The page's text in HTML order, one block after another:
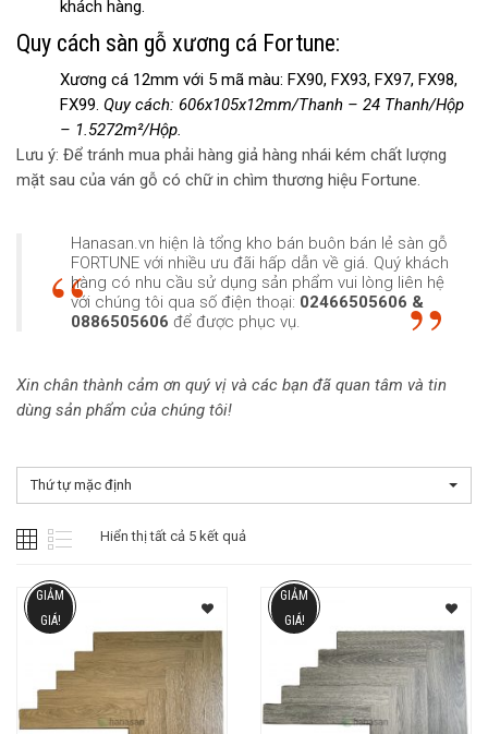
khách hàng.
Quy cách sàn gỗ xương cá Fortune:
Xương cá 12mm với 5 mã màu: FX90, FX93, FX97, FX98,
FX99. Quy cách: 606x105x12mm/Thanh – 24 Thanh/Hộp
– 1.5272m²/Hộp.
Lưu ý: Để tránh mua phải hàng giả hàng nhái kém chất lượng
mặt sau của ván gỗ có chữ in chìm thương hiệu Fortune.
Hanasan.vn hiện là tổng kho bán buôn bán lẻ sàn gỗ
FORTUNE với nhiều ưu đãi hấp dẫn về giá. Quý khách
hàng có nhu cầu sử dụng sản phẩm vui lòng liên hệ
với chúng tôi qua số điện thoại: 02466505606 &
0886505606 để được phục vụ.
Xin chân thành cảm ơn quý vị và các bạn đã quan tâm và tin
dùng sản phẩm của chúng tôi!
Thứ tự mặc định
Hiển thị tất cả 5 kết quả
GIẢM
GIÁ!
GIẢM
GIÁ!